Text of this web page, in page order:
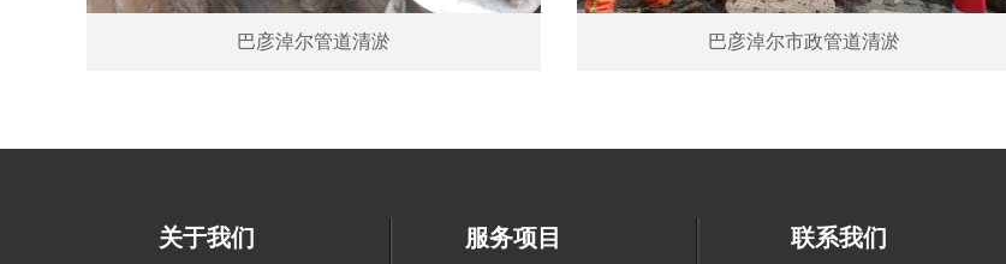
巴彦淖尔管道清淤 巴彦淖尔市政管道清淤
关于我们 服务项目 联系我们